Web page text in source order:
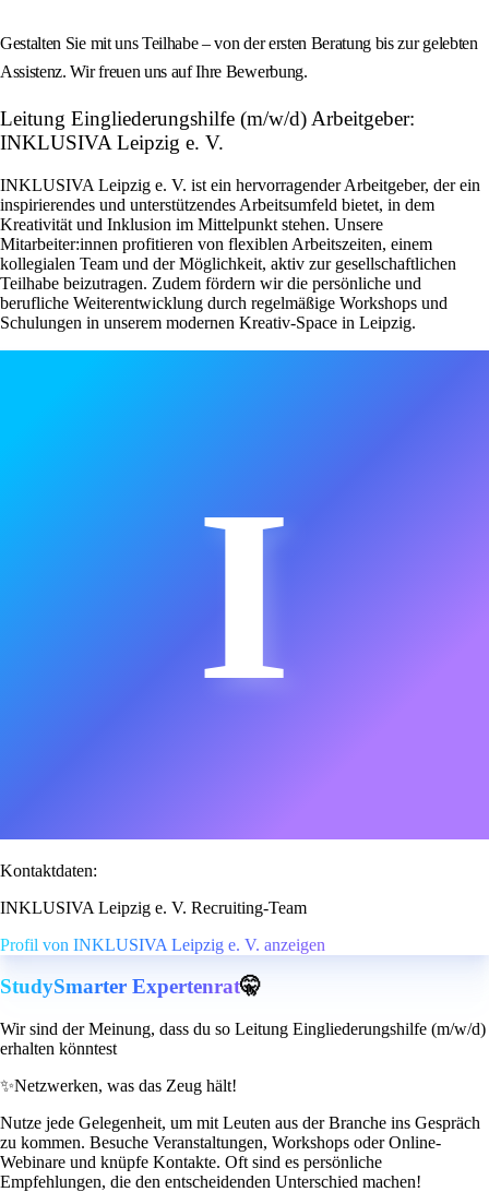
Gestalten Sie mit uns Teilhabe – von der ersten Beratung bis zur gelebten
Assistenz. Wir freuen uns auf Ihre Bewerbung.
Leitung Eingliederungshilfe (m/w/d) Arbeitgeber:
INKLUSIVA Leipzig e. V.
INKLUSIVA Leipzig e. V. ist ein hervorragender Arbeitgeber, der ein
inspirierendes und unterstützendes Arbeitsumfeld bietet, in dem
Kreativität und Inklusion im Mittelpunkt stehen. Unsere
Mitarbeiter:innen profitieren von flexiblen Arbeitszeiten, einem
kollegialen Team und der Möglichkeit, aktiv zur gesellschaftlichen
Teilhabe beizutragen. Zudem fördern wir die persönliche und
berufliche Weiterentwicklung durch regelmäßige Workshops und
Schulungen in unserem modernen Kreativ-Space in Leipzig.
I
Kontaktdaten:
INKLUSIVA Leipzig e. V. Recruiting-Team
Profil von INKLUSIVA Leipzig e. V. anzeigen
StudySmarter Expertenrat🤫
Wir sind der Meinung, dass du so Leitung Eingliederungshilfe (m/w/d)
erhalten könntest
✨Netzwerken, was das Zeug hält!
Nutze jede Gelegenheit, um mit Leuten aus der Branche ins Gespräch
zu kommen. Besuche Veranstaltungen, Workshops oder Online-
Webinare und knüpfe Kontakte. Oft sind es persönliche
Empfehlungen, die den entscheidenden Unterschied machen!